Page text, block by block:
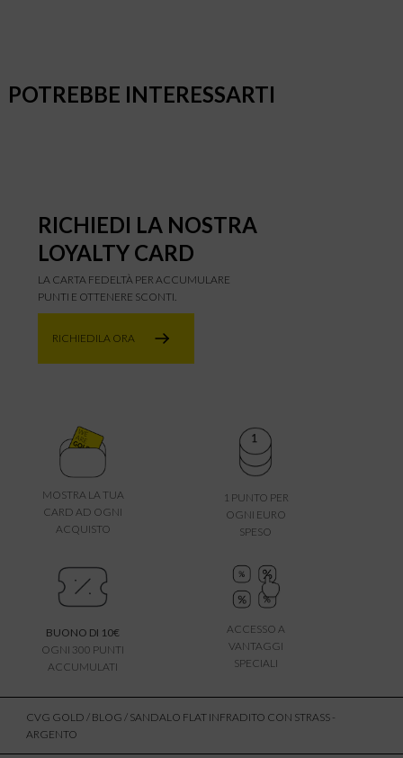
POTREBBE INTERESSARTI
RICHIEDI LA NOSTRA
LOYALTY CARD
LA CARTA FEDELTÀ PER ACCUMULARE
PUNTI E OTTENERE SCONTI.
RICHIEDILA ORA
MOSTRA LA TUA
CARD AD OGNI
ACQUISTO
1 PUNTO PER
OGNI EURO
SPESO
BUONO DI 10€
OGNI 300 PUNTI
ACCUMULATI
ACCESSO A
VANTAGGI
SPECIALI
CVG GOLD / BLOG / SANDALO FLAT INFRADITO CON STRASS -
ARGENTO